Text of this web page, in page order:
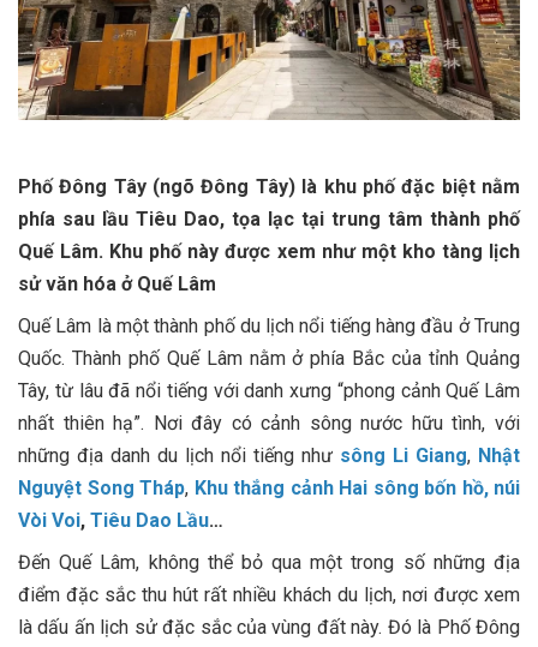
Phố Đông Tây (ngõ Đông Tây) là khu phố đặc biệt nằm
phía sau lầu Tiêu Dao, tọa lạc tại trung tâm thành phố
Quế Lâm. Khu phố này được xem như một kho tàng lịch
sử văn hóa ở Quế Lâm
Quế Lâm là một thành phố du lịch nổi tiếng hàng đầu ở Trung
Quốc. Thành phố Quế Lâm nằm ở phía Bắc của tỉnh Quảng
Tây, từ lâu đã nổi tiếng với danh xưng “phong cảnh Quế Lâm
nhất thiên hạ”. Nơi đây có cảnh sông nước hữu tình, với
những địa danh du lịch nổi tiếng như sông Li Giang, Nhật
Nguyệt Song Tháp, Khu thắng cảnh Hai sông bốn hồ, núi
Vòi Voi, Tiêu Dao Lầu…
Đến Quế Lâm, không thể bỏ qua một trong số những địa
điểm đặc sắc thu hút rất nhiều khách du lịch, nơi được xem
là dấu ấn lịch sử đặc sắc của vùng đất này. Đó là Phố Đông